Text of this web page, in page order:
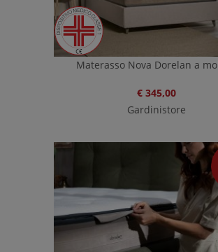
Materasso Nova Dorelan a
€ 345,00
Gardinistore